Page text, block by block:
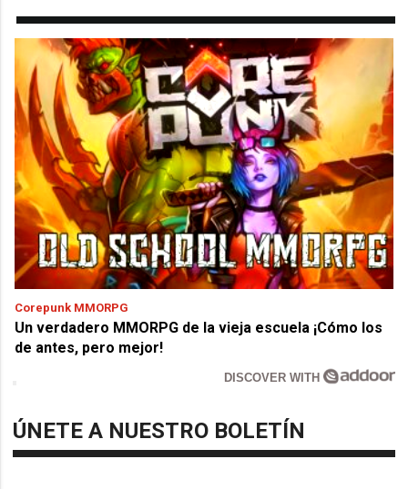
Corepunk MMORPG
Un verdadero MMORPG de la vieja escuela ¡Cómo los
de antes, pero mejor!
DISCOVER WITH
ÚNETE A NUESTRO BOLETÍN